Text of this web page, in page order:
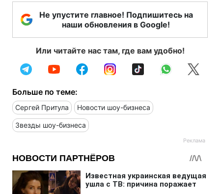
Не упустите главное! Подпишитесь на
наши обновления в Google!
Или читайте нас там, где вам удобно!
Больше по теме:
Сергей Притула Новости шоу-бизнеса
Звезды шоу-бизнеса